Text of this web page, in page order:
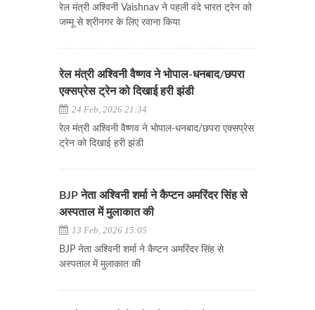
रेल मंत्री अश्विनी Vaishnav ने पहली वंदे भारत ट्रेन को
जम्मू से श्रीनगर के लिए रवाना किया
रेल मंत्री अश्विनी वैष्णव ने भोपाल-धनबाद/छपरा
एक्सप्रेस ट्रेन को दिखाई हरी झंडी
24 Feb, 2026 21:34
रेल मंत्री अश्विनी वैष्णव ने भोपाल-धनबाद/छपरा एक्सप्रेस
ट्रेन को दिखाई हरी झंडी
BJP नेता अश्विनी शर्मा ने कैप्टन अमरिंदर सिंह से
अस्पताल में मुलाकात की
13 Feb, 2026 15:05
BJP नेता अश्विनी शर्मा ने कैप्टन अमरिंदर सिंह से
अस्पताल में मुलाकात की